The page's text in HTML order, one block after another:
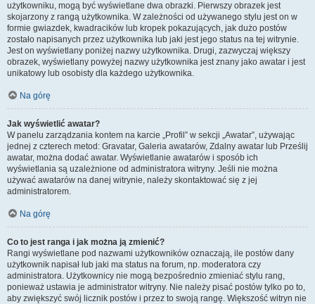
użytkowniku, mogą być wyświetlane dwa obrazki. Pierwszy obrazek jest
skojarzony z rangą użytkownika. W zależności od używanego stylu jest on w
formie gwiazdek, kwadracików lub kropek pokazujących, jak dużo postów
zostało napisanych przez użytkownika lub jaki jest jego status na tej witrynie.
Jest on wyświetlany poniżej nazwy użytkownika. Drugi, zazwyczaj większy
obrazek, wyświetlany powyżej nazwy użytkownika jest znany jako awatar i jest
unikatowy lub osobisty dla każdego użytkownika.
Na górę
Jak wyświetlić awatar?
W panelu zarządzania kontem na karcie „Profil” w sekcji „Awatar”, używając
jednej z czterech metod: Gravatar, Galeria awatarów, Zdalny awatar lub Prześlij
awatar, można dodać awatar. Wyświetlanie awatarów i sposób ich
wyświetlania są uzależnione od administratora witryny. Jeśli nie można
używać awatarów na danej witrynie, należy skontaktować się z jej
administratorem.
Na górę
Co to jest ranga i jak można ją zmienić?
Rangi wyświetlane pod nazwami użytkowników oznaczają, ile postów dany
użytkownik napisał lub jaki ma status na forum, np. moderatora czy
administratora. Użytkownicy nie mogą bezpośrednio zmieniać stylu rang,
ponieważ ustawia je administrator witryny. Nie należy pisać postów tylko po to,
aby zwiększyć swój licznik postów i przez to swoją rangę. Większość witryn nie